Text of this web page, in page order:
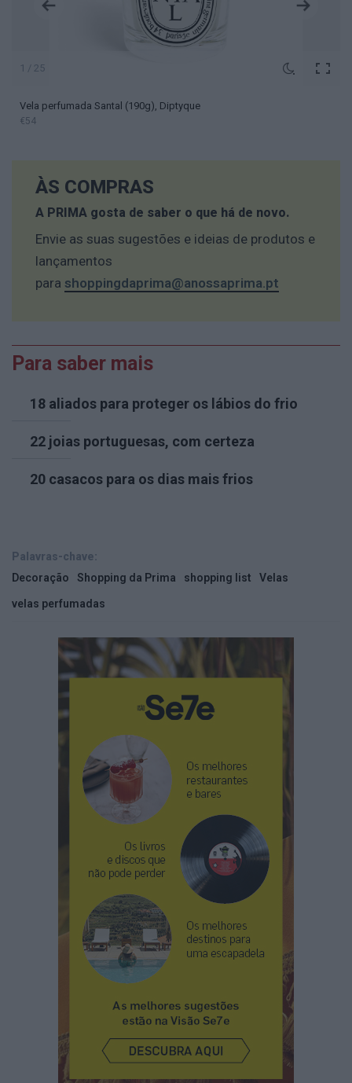
1 / 25
Vela perfumada Santal (190g), Diptyque
€54
ÀS COMPRAS
A PRIMA gosta de saber o que há de novo.
Envie as suas sugestões e ideias de produtos e
lançamentos
para shoppingdaprima@anossaprima.pt
Para saber mais
18 aliados para proteger os lábios do frio
22 joias portuguesas, com certeza
20 casacos para os dias mais frios
Palavras-chave:
Decoração
Shopping da Prima shopping list Velas
velas perfumadas